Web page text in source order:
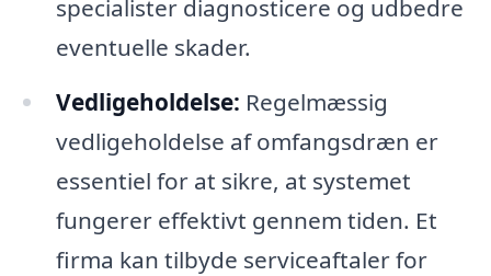
specialister diagnosticere og udbedre
eventuelle skader.
Vedligeholdelse: Regelmæssig
vedligeholdelse af omfangsdræn er
essentiel for at sikre, at systemet
fungerer effektivt gennem tiden. Et
firma kan tilbyde serviceaftaler for